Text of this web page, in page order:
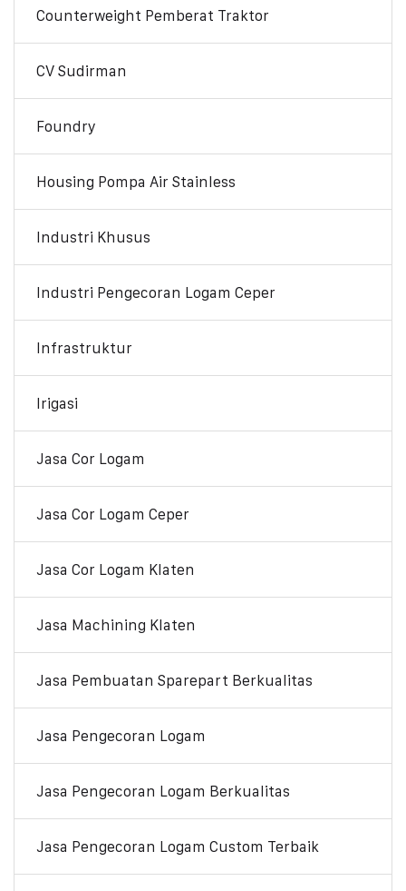
Counterweight Pemberat Traktor
CV Sudirman
Foundry
Housing Pompa Air Stainless
Industri Khusus
Industri Pengecoran Logam Ceper
Infrastruktur
Irigasi
Jasa Cor Logam
Jasa Cor Logam Ceper
Jasa Cor Logam Klaten
Jasa Machining Klaten
Jasa Pembuatan Sparepart Berkualitas
Jasa Pengecoran Logam
Jasa Pengecoran Logam Berkualitas
Jasa Pengecoran Logam Custom Terbaik